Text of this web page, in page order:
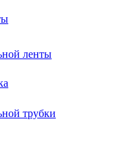
ленты
трубки